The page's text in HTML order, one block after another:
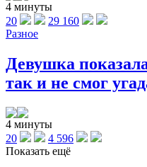
4 минуты
20
29 160
Разное
Девушка
так и не смог
4 минуты
20
4 596
Показать ещё